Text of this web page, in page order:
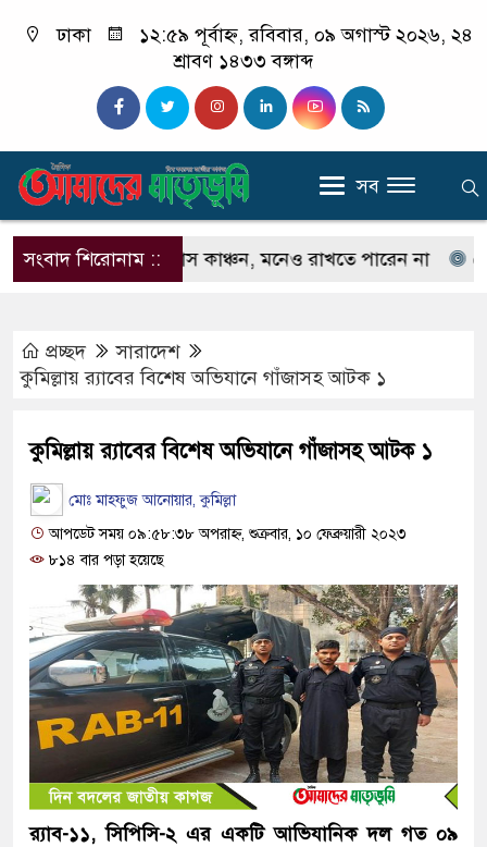
ঢাকা
১২:৫৯ পূর্বাহ্ন, রবিবার, ০৯ অগাস্ট ২০২৬, ২৪
শ্রাবণ ১৪৩৩ বঙ্গাব্দ
সব
সংবাদ শিরোনাম ::
না ইলিয়াস কাঞ্চন, মনেও রাখতে পারেন না কেউ
প্রচ্ছদ
সারাদেশ
কুমিল্লায় র‌্যাবের বিশেষ অভিযানে গাঁজাসহ আটক ১
কুমিল্লায় র‌্যাবের বিশেষ অভিযানে গাঁজাসহ আটক ১
মোঃ মাহফুজ আনোয়ার, কুমিল্লা
আপডেট সময় ০৯:৫৮:৩৮ অপরাহ্ন, শুক্রবার, ১০ ফেব্রুয়ারী ২০২৩
৮১৪ বার পড়া হয়েছে
র‌্যাব-১১, সিপিসি-২ এর একটি আভিযানিক দল গত ০৯